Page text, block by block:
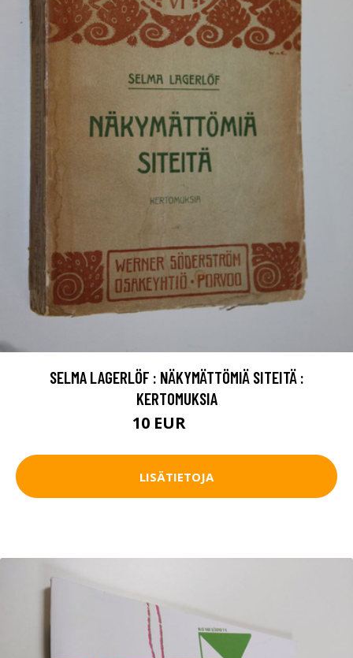
SELMA LAGERLÖF : NÄKYMÄTTÖMIÄ SITEITÄ :
KERTOMUKSIA
10 EUR
LISÄTIETOJA